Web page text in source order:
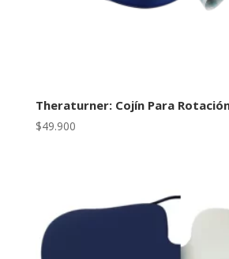
Theraturner: Cojín Para
$49.900